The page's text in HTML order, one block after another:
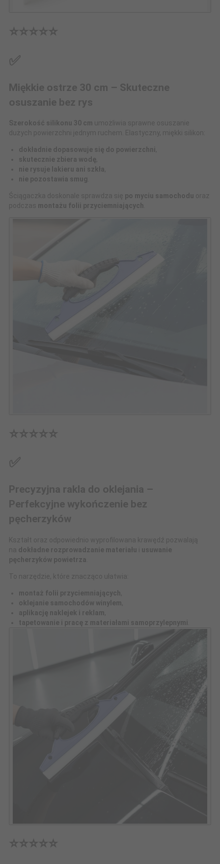
⭐⭐⭐⭐⭐
✅
Miękkie ostrze 30 cm – Skuteczne
osuszanie bez rys
Szerokość silikonu 30 cm umożliwia sprawne osuszanie
dużych powierzchni jednym ruchem. Elastyczny, miękki silikon:
dokładnie dopasowuje się do powierzchni,
skutecznie zbiera wodę,
nie rysuje lakieru ani szkła,
nie pozostawia smug
Ściągaczka doskonale sprawdza się po myciu samochodu oraz
podczas
montażu folii przyciemniających
⭐⭐⭐⭐⭐
✅
Precyzyjna rakla do oklejania –
Perfekcyjne wykończenie bez
pęcherzyków
Kształt oraz odpowiednio wyprofilowana krawędź pozwalają
na dokładne rozprowadzanie materiału i usuwanie
pęcherzyków powietrza
To narzędzie, które znacząco ułatwia:
montaż folii przyciemniających,
oklejanie samochodów winylem,
aplikację naklejek i reklam,
tapetowanie i pracę z materiałami samoprzylepnymi
⭐⭐⭐⭐⭐